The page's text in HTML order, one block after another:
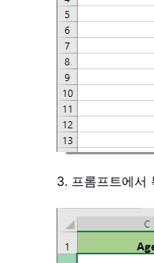
3. 프롬프트에서